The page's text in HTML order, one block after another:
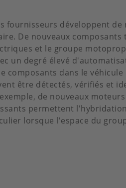
fournisseurs développent de
De nouveaux composants
et le groupe
un degré élevé
composants dans le véhicule
être détectés, vérifiés et
de nouveaux
permettent
lorsque l'espace du